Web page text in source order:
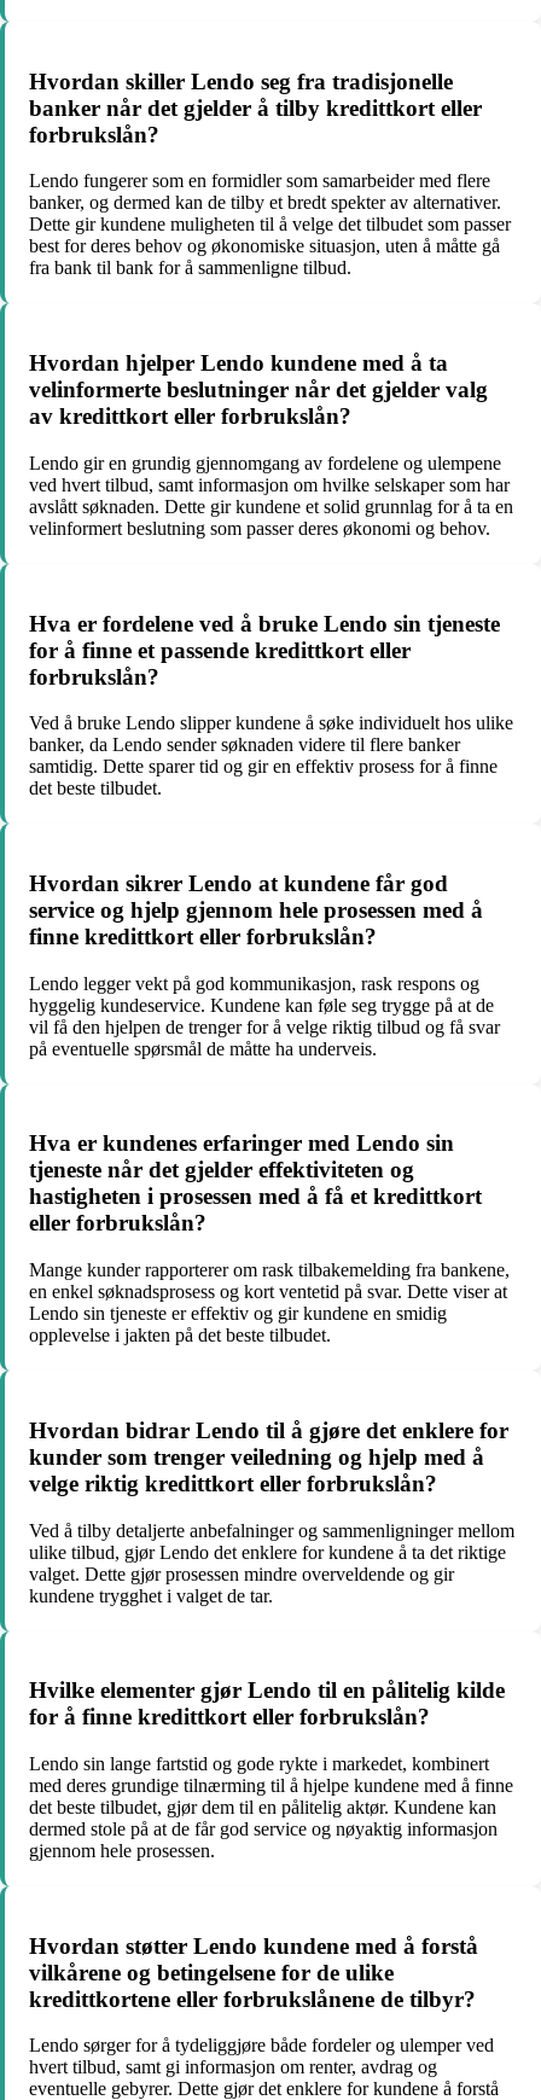
Hvordan skiller Lendo seg fra tradisjonelle
banker når det gjelder å tilby kredittkort eller
forbrukslån?
Lendo fungerer som en formidler som samarbeider med flere
banker, og dermed kan de tilby et bredt spekter av alternativer.
Dette gir kundene muligheten til å velge det tilbudet som passer
best for deres behov og økonomiske situasjon, uten å måtte gå
fra bank til bank for å sammenligne tilbud.
Hvordan hjelper Lendo kundene med å ta
velinformerte beslutninger når det gjelder valg
av kredittkort eller forbrukslån?
Lendo gir en grundig gjennomgang av fordelene og ulempene
ved hvert tilbud, samt informasjon om hvilke selskaper som har
avslått søknaden. Dette gir kundene et solid grunnlag for å ta en
velinformert beslutning som passer deres økonomi og behov.
Hva er fordelene ved å bruke Lendo sin tjeneste
for å finne et passende kredittkort eller
forbrukslån?
Ved å bruke Lendo slipper kundene å søke individuelt hos ulike
banker, da Lendo sender søknaden videre til flere banker
samtidig. Dette sparer tid og gir en effektiv prosess for å finne
det beste tilbudet.
Hvordan sikrer Lendo at kundene får god
service og hjelp gjennom hele prosessen med å
finne kredittkort eller forbrukslån?
Lendo legger vekt på god kommunikasjon, rask respons og
hyggelig kundeservice. Kundene kan føle seg trygge på at de
vil få den hjelpen de trenger for å velge riktig tilbud og få svar
på eventuelle spørsmål de måtte ha underveis.
Hva er kundenes erfaringer med Lendo sin
tjeneste når det gjelder effektiviteten og
hastigheten i prosessen med å få et kredittkort
eller forbrukslån?
Mange kunder rapporterer om rask tilbakemelding fra bankene,
en enkel søknadsprosess og kort ventetid på svar. Dette viser at
Lendo sin tjeneste er effektiv og gir kundene en smidig
opplevelse i jakten på det beste tilbudet.
Hvordan bidrar Lendo til å gjøre det enklere for
kunder som trenger veiledning og hjelp med å
velge riktig kredittkort eller forbrukslån?
Ved å tilby detaljerte anbefalninger og sammenligninger mellom
ulike tilbud, gjør Lendo det enklere for kundene å ta det riktige
valget. Dette gjør prosessen mindre overveldende og gir
kundene trygghet i valget de tar.
Hvilke elementer gjør Lendo til en pålitelig kilde
for å finne kredittkort eller forbrukslån?
Lendo sin lange fartstid og gode rykte i markedet, kombinert
med deres grundige tilnærming til å hjelpe kundene med å finne
det beste tilbudet, gjør dem til en pålitelig aktør. Kundene kan
dermed stole på at de får god service og nøyaktig informasjon
gjennom hele prosessen.
Hvordan støtter Lendo kundene med å forstå
vilkårene og betingelsene for de ulike
kredittkortene eller forbrukslånene de tilbyr?
Lendo sørger for å tydeliggjøre både fordeler og ulemper ved
hvert tilbud, samt gi informasjon om renter, avdrag og
eventuelle gebyrer. Dette gjør det enklere for kundene å forstå